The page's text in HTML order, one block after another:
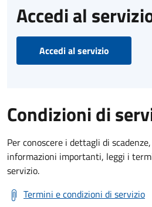
Accedi al
Accedi al servizio
Condizioni di
Per conoscere i dettagli di
informazioni importanti, leggi i
servizio.
Termini e condizioni di servizio